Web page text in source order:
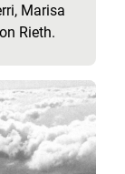
Marisa
Rieth.